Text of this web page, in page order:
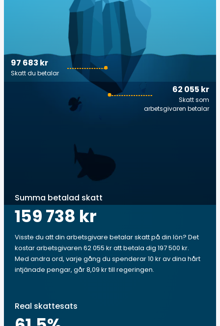
62 055 kr
Skatt som
arbetsgivaren betalar
97 683 kr
Skatt du betalar
Summa betalad skatt
159 738 kr
Visste du att din arbetsgivare betalar skatt på din lön? Det
kostar arbetsgivaren 62 055 kr att betala dig 197 500 kr.
Med andra ord, varje gång du spenderar 10 kr av dina hårt
intjänade pengar, går 8,09 kr till regeringen.
Real skattesats